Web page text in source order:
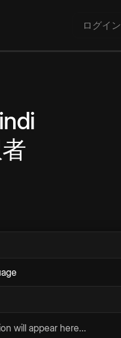
ログイン
will appear here...